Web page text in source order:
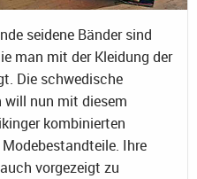
seidene Bänder sind
man mit der Kleidung der
Die schwedische
will nun mit diesem
kombinierten
Ihre
vorgezeigt zu